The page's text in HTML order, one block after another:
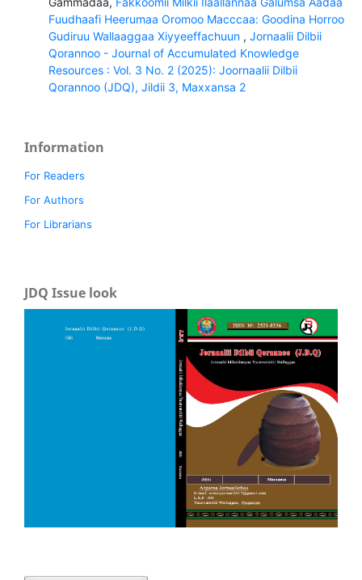
Fuudhaafi Heerumaa Oromoo Macccaa: Goodina Horroo
Gudiruu Wallaaggaa Xiyyeeffachuun , Jornaalii Dilbii
Qorannoo - Journal of Accumulated Knowledge
Resources : Vol. 3 No. 2 (2025): Joornaalii Dilbii
Qorannoo (JDQ), Jildii 3, Maxxansa 2
Information
For Readers
For Authors
For Librarians
JDQ Issue look